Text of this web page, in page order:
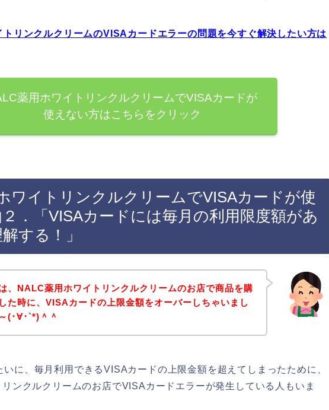
リンクルクリームのVISAカードエラーの問題を今すぐ解決したい方は
薬用ホワイトリンクルクリームでVISAカードが
使えない方はこちらをクリック
ワイトリンクルクリームでVISAカードが使
．「VISAカードには毎月の利用限度額があ
する！」
、NALC薬用ホワイトリンクルクリームのお店で商品を購
た時に、VISAカードの上限金額をオーバーしちゃいまし
(･∀･`*)＾＾
に、毎月利用できるVISAカードの上限金額を超えてしまったために、
ンクルクリームのお店でVISAカードエラーが発生している人もいま